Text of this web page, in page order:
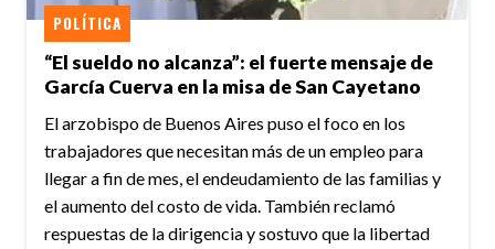
“El sueldo no alcanza”: el fuerte mensaje de
García Cuerva en la misa de San Cayetano
POLÍTICA
El arzobispo de Buenos Aires puso el foco en los
trabajadores que necesitan más de un empleo para
llegar a fin de mes, el endeudamiento de las familias y
el aumento del costo de vida. También reclamó
respuestas de la dirigencia y sostuvo que la libertad